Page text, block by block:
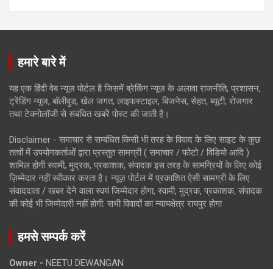
हमारे बारे में
यह एक हिंदी वेब न्यूज़ पोर्टल है जिसमें ब्रेकिंग न्यूज़ के अलावा राजनीति, प्रशासन,
ट्रेंडिंग न्यूज, बॉलीवुड, खेल जगत, लाइफस्टाइल, बिजनेस, सेहत, ब्यूटी, रोजगार
तथा टेक्नोलॉजी से संबंधित खबरें पोस्ट की जाती है।
Disclaimer - समाचार से सम्बंधित किसी भी तरह के विवाद के लिए साइट के कुछ
तत्वों में उपयोगकर्ताओं द्वारा प्रस्तुत सामग्री ( समाचार / फोटो / विडियो आदि )
शामिल होगी स्वामी, मुद्रक, प्रकाशक, संपादक इस तरह के सामग्रियों के लिए कोई
ज़िम्मेदार नहीं स्वीकार करता है। न्यूज़ पोर्टल में प्रकाशित ऐसी सामग्री के लिए
संवाददाता / खबर देने वाला स्वयं जिम्मेदार होगा, स्वामी, मुद्रक, प्रकाशक, संपादक
की कोई भी जिम्मेदारी नहीं होगी. सभी विवादों का न्यायक्षेत्र रायपुर होगा
हमसे सम्पर्क करें
Owner - NEETU DEWANGAN